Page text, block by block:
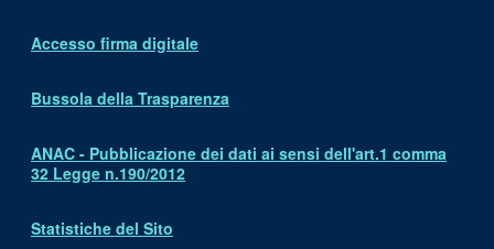
Accesso firma digitale
Bussola della Trasparenza
ANAC - Pubblicazione dei dati ai sensi dell'art.1 comma
32 Legge n.190/2012
Statistiche del Sito